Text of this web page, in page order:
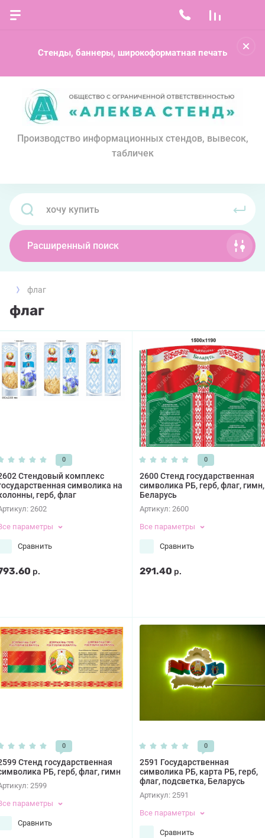
Стенды, баннеры, широкоформатная печать
Производство информационных стендов, вывесок,
табличек
Расширенный поиск
флаг
флаг
0
Стендовый комплекс
символика на
герб, флаг
2602
параметры
Сравнить
р.
0
2600 Стенд государственная
символика РБ, герб, флаг, гимн,
Беларусь
Артикул: 2600
Все параметры
Сравнить
291.40 р.
0
Стенд государственная
РБ, герб, флаг, гимн
2599
параметры
Сравнить
0
2591 Государственная
символика РБ, карта РБ, герб,
флаг, подсветка, Беларусь
Артикул: 2591
Все параметры
Сравнить